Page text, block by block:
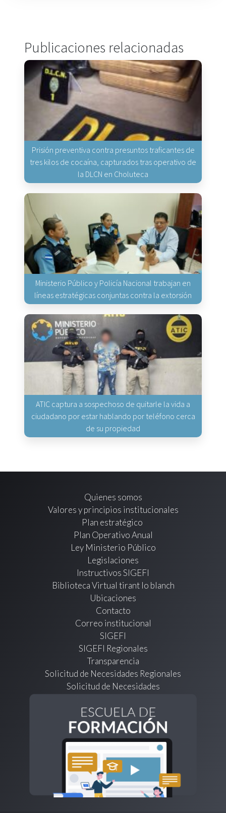
Publicaciones relacionadas
Prisión preventiva contra presuntos traficantes de
tres kilos de cocaína, capturados tras operativo de
la DLCN en Choluteca
Ministerio Público y Policía Nacional trabajan en
líneas estratégicas conjuntas contra la extorsión
ATIC captura a sospechoso de quitarle la vida a
ciudadano por estar hablando por teléfono cerca
de su propiedad
Quienes somos
Valores y principios institucionales
Plan estratégico
Plan Operativo Anual
Ley Ministerio Público
Legislaciones
Instructivos SIGEFI
Biblioteca Virtual tirant lo blanch
Ubicaciones
Contacto
Correo institucional
SIGEFI
SIGEFI Regionales
Transparencia
Solicitud de Necesidades Regionales
Solicitud de Necesidades